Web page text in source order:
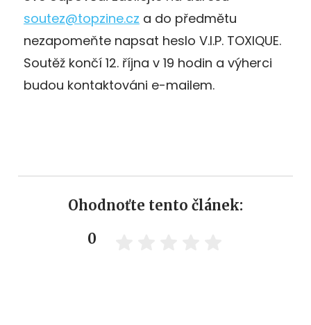
soutez@topzine.cz a do předmětu
nezapomeňte napsat heslo V.I.P. TOXIQUE.
Soutěž končí 12. října v 19 hodin a výherci
budou kontaktováni e-mailem.
Ohodnoťte tento článek:
0